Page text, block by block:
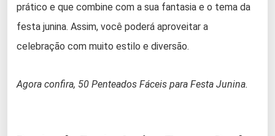
prático e que combine com a sua fantasia e o tema da
festa junina. Assim, você poderá aproveitar a
celebração com muito estilo e diversão.
Agora confira, 50 Penteados Fáceis para Festa Junina.